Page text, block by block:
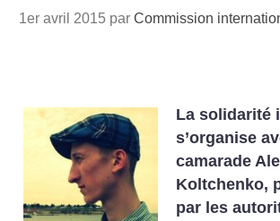
1er avril 2015 parCommission
La solidarité
s’organise
camarade
Koltchenko,
par les